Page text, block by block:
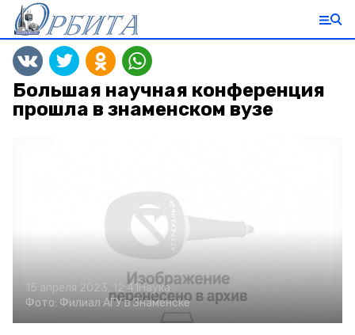
Большая научная конференция
прошла в знаменском вузе
15 апреля 2023, 12:41 Наука
Фото: Филиал АГУ в Знаменске